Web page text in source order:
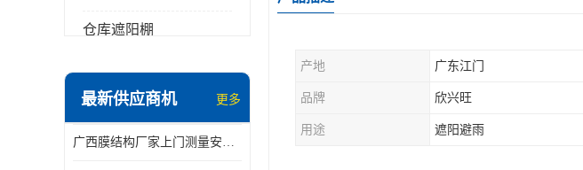
仓库遮阳棚
电动推拉雨棚
膜结构停景观棚
最新供应商机 更多
广西膜结构厂家上门测量安装发货，厂家发货没有差价
产地 广东江门
品牌 欣兴旺
用途 遮阳避雨